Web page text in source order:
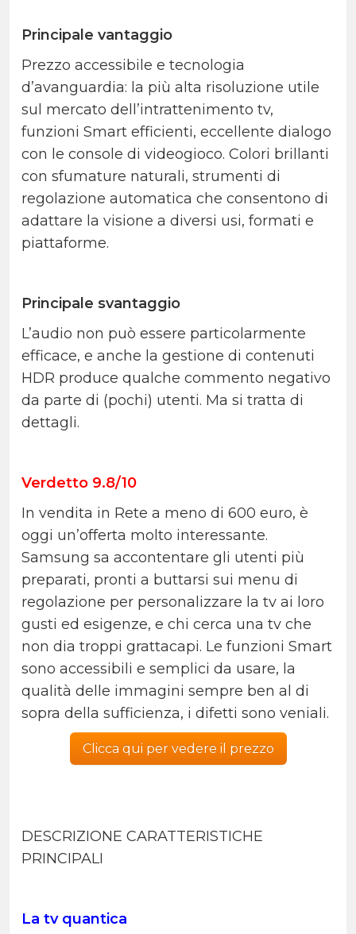
Principale vantaggio
Prezzo accessibile e tecnologia
d’avanguardia: la più alta risoluzione utile
sul mercato dell’intrattenimento tv,
funzioni Smart efficienti, eccellente dialogo
con le console di videogioco. Colori brillanti
con sfumature naturali, strumenti di
regolazione automatica che consentono di
adattare la visione a diversi usi, formati e
piattaforme.
Principale svantaggio
L’audio non può essere particolarmente
efficace, e anche la gestione di contenuti
HDR produce qualche commento negativo
da parte di (pochi) utenti. Ma si tratta di
dettagli.
Verdetto 9.8/10
In vendita in Rete a meno di 600 euro, è
oggi un’offerta molto interessante.
Samsung sa accontentare gli utenti più
preparati, pronti a buttarsi sui menu di
regolazione per personalizzare la tv ai loro
gusti ed esigenze, e chi cerca una tv che
non dia troppi grattacapi. Le funzioni Smart
sono accessibili e semplici da usare, la
qualità delle immagini sempre ben al di
sopra della sufficienza, i difetti sono veniali.
Clicca qui per vedere il prezzo
DESCRIZIONE CARATTERISTICHE
PRINCIPALI
La tv quantica